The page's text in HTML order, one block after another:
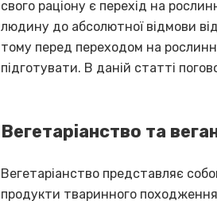
свого раціону є перехід на
людину до абсолютної відмови від
тому перед переходом на
підготувати. В даній статті
Вегетаріанство та
Вегетаріанство представляє
продукти тваринного